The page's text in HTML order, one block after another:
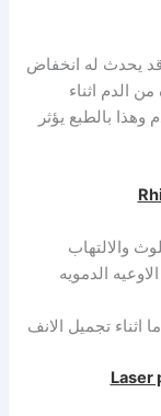
قد يحدث له انخفاض
الدم اثناء
بالطبع يؤثر
والالتهاب
الدمويه
تجميل الانف